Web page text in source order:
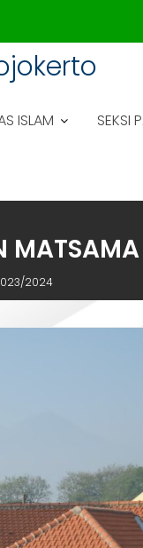
ISLAM SEKSI
2024